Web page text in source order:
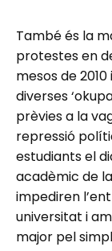
També és la
protestes en
mesos de
diverses
prèvies a la
repressió
estudiants el
acadèmic de
impediren
universitat i
major pel